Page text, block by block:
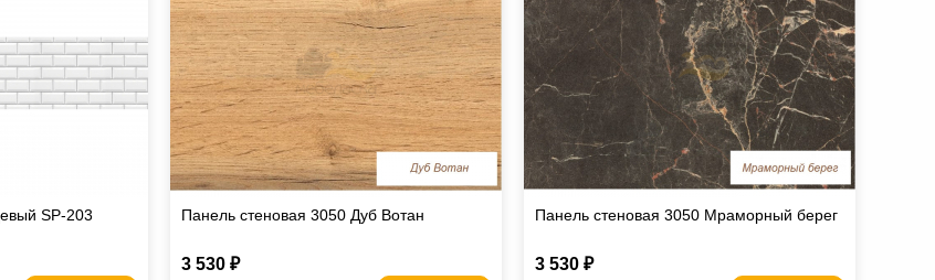
SP-203 Панель стеновая 3050 Дуб Вотан
3 530 ₽
Панель стеновая 3050 Мраморный берег
3 530 ₽